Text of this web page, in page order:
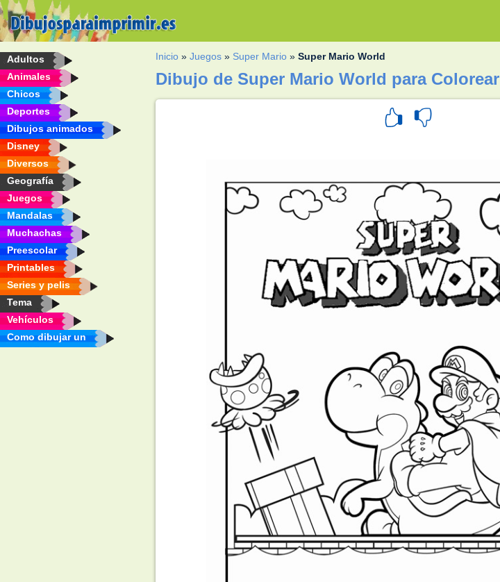
Adultos
Animales
Chicos
Deportes
Dibujos animados
Disney
Diversos
Geografía
Juegos
Mandalas
Muchachas
Preescolar
Printables
Series y pelis
Tema
Vehículos
Como dibujar un
Inicio »Juegos » Super Mario »Super Mario World
Dibujo de Super Mario World para Colorear